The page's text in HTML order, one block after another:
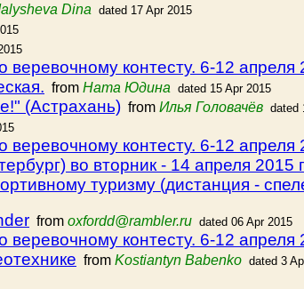
Dina dated 17 Apr 2015
контесту. 6-12 апреля
from Ната Юдина dated 15 Apr 2015
(Астрахань) from Илья Головачёв dated
контесту. 6-12 апреля
во вторник - 14 апреля 2015
туризму (дистанция -
from oxfordd@rambler.ru dated 06 Apr 2015
контесту. 6-12 апреля
from Kostiantyn Babenko dated 3